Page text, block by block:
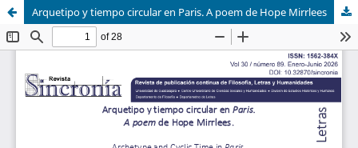
Arquetipo y tiempo circular en Paris. A poem de Hope Mirrlees